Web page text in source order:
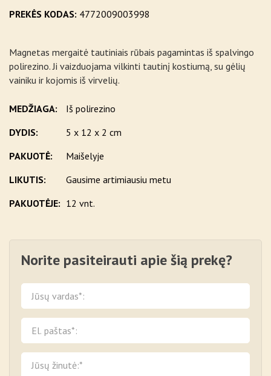
PREKĖS KODAS: 4772009003998
Magnetas mergaitė tautiniais rūbais pagamintas iš spalvingo
polirezino. Ji vaizduojama vilkinti tautinį kostiumą, su gėlių
vainiku ir kojomis iš virvelių.
MEDŽIAGA:
Iš polirezino
DYDIS:
5 x 12 x 2 cm
PAKUOTĖ:
Maišelyje
LIKUTIS:
Gausime artimiausiu metu
PAKUOTĖJE: 12 vnt.
Norite pasiteirauti apie šią prekę?